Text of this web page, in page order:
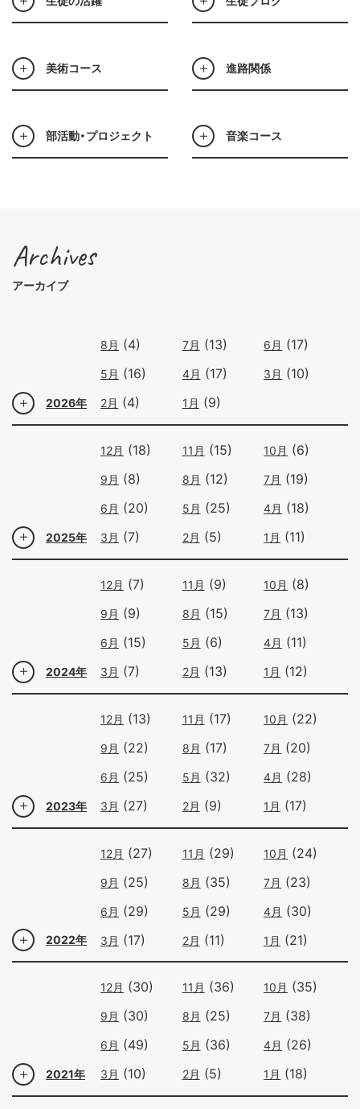
美術コース 進路関係
部活動・プロジェクト 音楽コース
Archives
アーカイブ
2026年
8月 (4) 7月 (13) 6月 (17)
5月 (16) 4月 (17) 3月 (10)
2月 (4) 1月 (9)
2025年
12月 (18) 11月 (15) 10月 (6)
9月 (8) 8月 (12) 7月 (19)
6月 (20) 5月 (25) 4月 (18)
3月 (7) 2月 (5) 1月 (11)
2024年
12月 (7) 11月 (9) 10月 (8)
9月 (9) 8月 (15) 7月 (13)
6月 (15) 5月 (6) 4月 (11)
3月 (7) 2月 (13) 1月 (12)
2023年
12月 (13) 11月 (17) 10月 (22)
9月 (22) 8月 (17) 7月 (20)
6月 (25) 5月 (32) 4月 (28)
3月 (27) 2月 (9) 1月 (17)
2022年
12月 (27) 11月 (29) 10月 (24)
9月 (25) 8月 (35) 7月 (23)
6月 (29) 5月 (29) 4月 (30)
3月 (17) 2月 (11) 1月 (21)
2021年
12月 (30) 11月 (36) 10月 (35)
9月 (30) 8月 (25) 7月 (38)
6月 (49) 5月 (36) 4月 (26)
3月 (10) 2月 (5) 1月 (18)